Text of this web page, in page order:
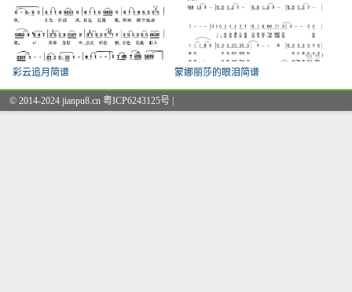
彩云追月简谱 蒙娜丽莎的眼泪简谱
© 2014-2024 jianpu8.cn 粤ICP6243125号 |